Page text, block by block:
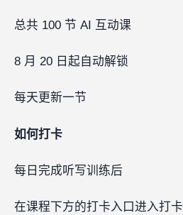
总共 100 节 AI 互动课
8 月 20 日起自动解锁
每天更新一节
如何打卡
每日完成听写训练后
在课程下方的打卡入口进入打卡